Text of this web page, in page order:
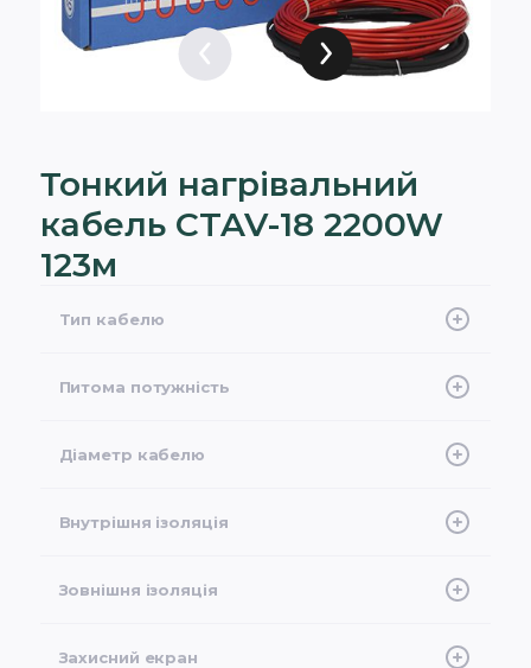
Тонкий нагрівальний
кабель CTAV-18 2200W
123м
Тип кабелю
Питома потужність
Діаметр кабелю
Внутрішня ізоляція
Зовнішня ізоляція
Захисний екран